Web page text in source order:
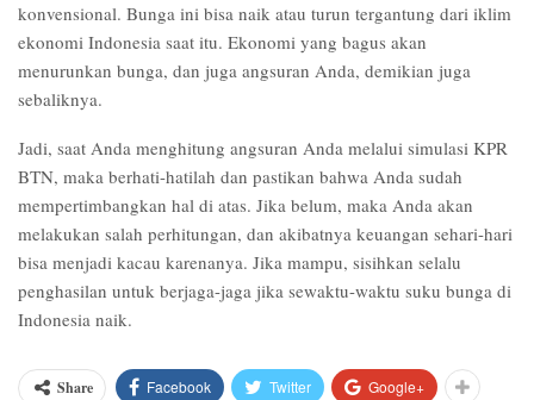
konvensional. Bunga ini bisa naik atau turun tergantung dari iklim
ekonomi Indonesia saat itu. Ekonomi yang bagus akan
menurunkan bunga, dan juga angsuran Anda, demikian juga
sebaliknya.
Jadi, saat Anda menghitung angsuran Anda melalui simulasi KPR
BTN, maka berhati-hatilah dan pastikan bahwa Anda sudah
mempertimbangkan hal di atas. Jika belum, maka Anda akan
melakukan salah perhitungan, dan akibatnya keuangan sehari-hari
bisa menjadi kacau karenanya. Jika mampu, sisihkan selalu
penghasilan untuk berjaga-jaga jika sewaktu-waktu suku bunga di
Indonesia naik.
Share Facebook Twitter Google+